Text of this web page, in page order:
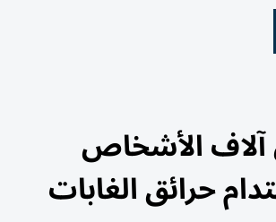
آلاف الأشخاص
حرائق الغابات